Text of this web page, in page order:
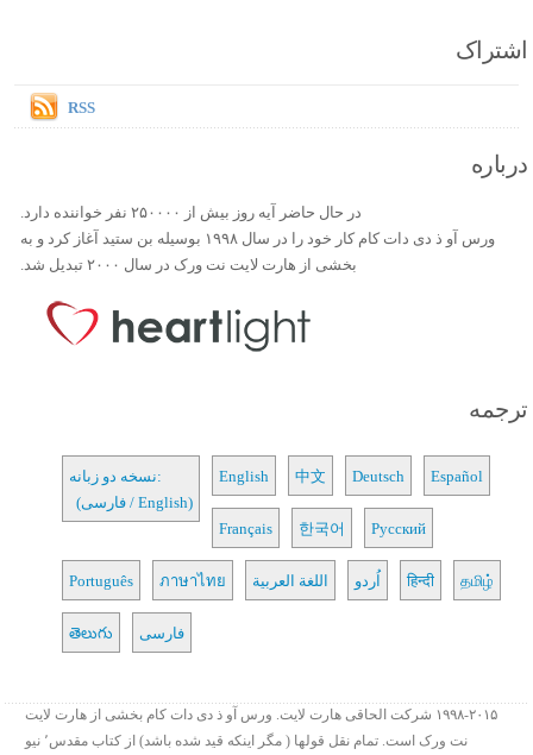
اشتراک
RSS
درباره
در حال حاضر آیه روز بیش از ۲۵۰۰۰۰ نفر خواننده دارد.
ورس آو ذ دی دات کام کار خود را در سال ۱۹۹۸ بوسیله بن ستید آغاز کرد و به
بخشی از هارت لایت نت ورک در سال ۲۰۰۰ تبدیل شد.
ترجمه
نسخه دو زبانه:
(فارسی / English)
English 中文 Deutsch Español
Français 한국어 Русский
Português ภาษาไทย اللغة العربية اُردو हिन्दी தமிழ்
తెలుగు فارسی
۱۹۹۸-۲۰۱۵ شرکت الحاقی هارت لایت. ورس آو ذ دی دات کام بخشی از هارت لایت
نت ورک است. تمام نقل قولها ( مگر اینکه قید شده باشد) از کتاب مقدس٬ نیو